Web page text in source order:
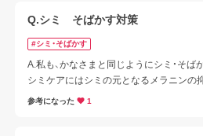
Q.シミ そばかす対策
#シミ・そばかす
A.私も、かなさまと同じようにシミ・そば
シミケアにはシミの元となるメラニンの
スキンケアではブライトニングケアがで
参考になった 1